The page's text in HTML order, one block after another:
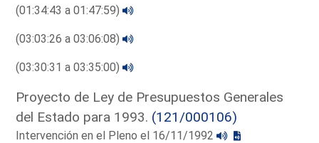
(01:34:43 a 01:47:59)
(03:03:26 a 03:06:08)
(03:30:31 a 03:35:00)
Proyecto de Ley de Presupuestos Generales
del Estado para 1993. (121/000106)
Intervención en el Pleno el 16/11/1992